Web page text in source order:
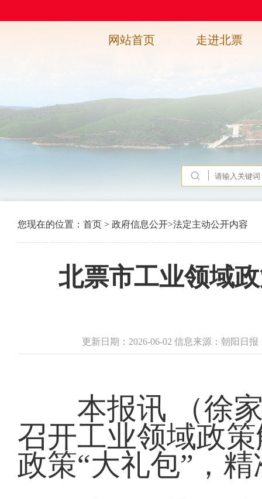
网站首页 走进北票
您现在的位置： 首页 > 政府信息公开>法定主动公开内容
北票市工业领域
更新日期：2026-06-02 信息来源：朝阳日
本报讯 （徐家
召开工业领域政
政策“大礼包”，